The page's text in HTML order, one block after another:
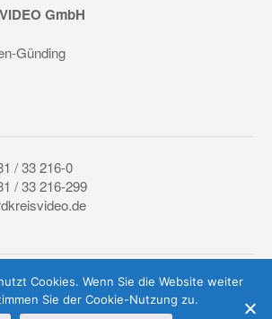
GmbH
Günding
/ 33 216-0
/ 33 216-299
DATENSCHUTZERKLÄRUNG AGB
Cookies. Wenn Sie die Website weiter
Sie der Cookie-Nutzung zu.